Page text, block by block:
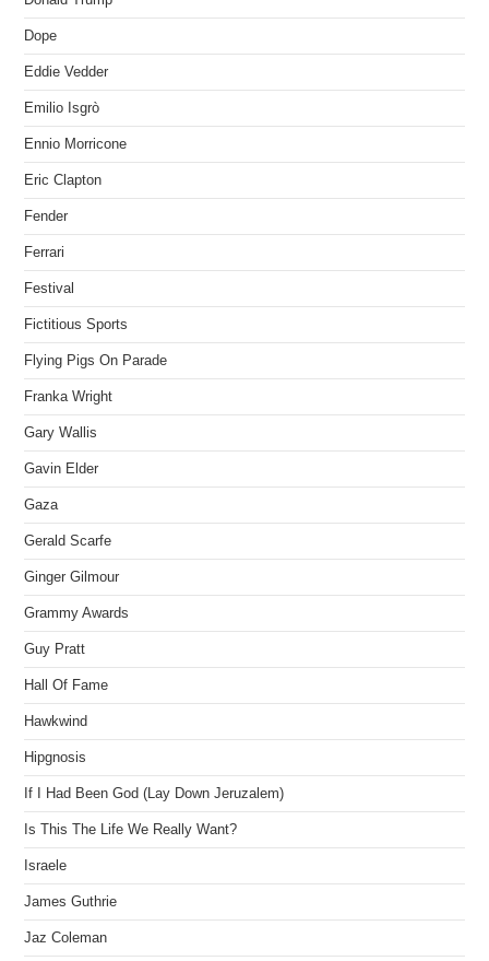
Dope
Eddie Vedder
Emilio Isgrò
Ennio Morricone
Eric Clapton
Fender
Ferrari
Festival
Fictitious Sports
Flying Pigs On Parade
Franka Wright
Gary Wallis
Gavin Elder
Gaza
Gerald Scarfe
Ginger Gilmour
Grammy Awards
Guy Pratt
Hall Of Fame
Hawkwind
Hipgnosis
If I Had Been God (Lay Down Jeruzalem)
Is This The Life We Really Want?
Israele
James Guthrie
Jaz Coleman